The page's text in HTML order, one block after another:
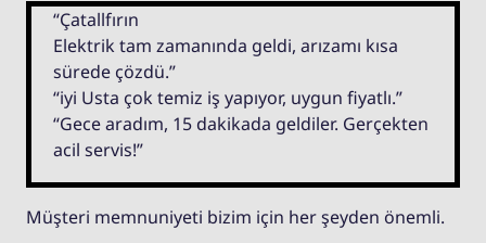
“Çatallfırın
Elektrik tam zamanında geldi, arızamı kısa
sürede çözdü.”
“iyi Usta çok temiz iş yapıyor, uygun fiyatlı.”
“Gece aradım, 15 dakikada geldiler. Gerçekten
acil servis!”
Müşteri memnuniyeti bizim için her şeyden önemli.